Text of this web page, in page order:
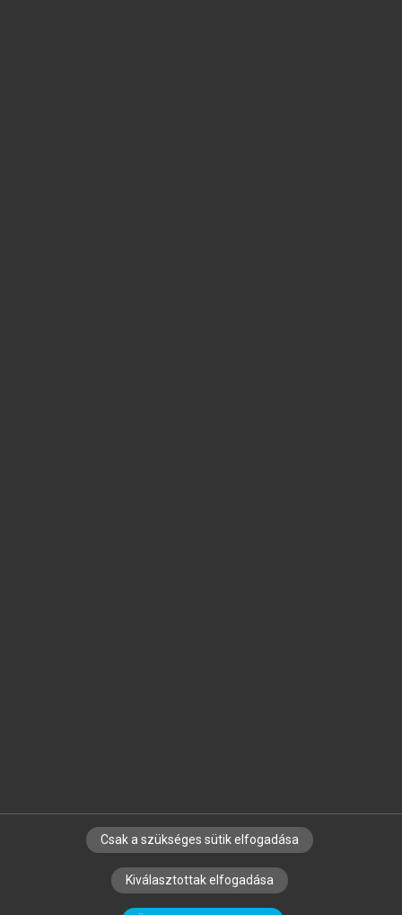
SZERZŐKNEK CÉGEKNEK KÖNYVTÁROSOKNAK
SZERKESZTÉSI ÉS LEKTORÁLÁSI ALAPELVEK
Csak a szükséges sütik elfogadása
Kiválasztottak elfogadása